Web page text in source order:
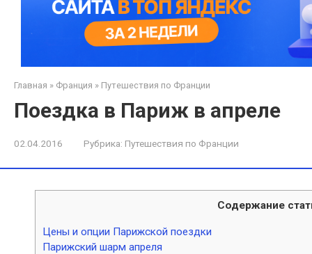
Главная » Франция » Путешествия по Франции
Поездка в Париж в апреле
02.04.2016 Рубрика: Путешествия по Франции
Содержание
Цены и опции Парижской поездки
Парижский шарм апреля